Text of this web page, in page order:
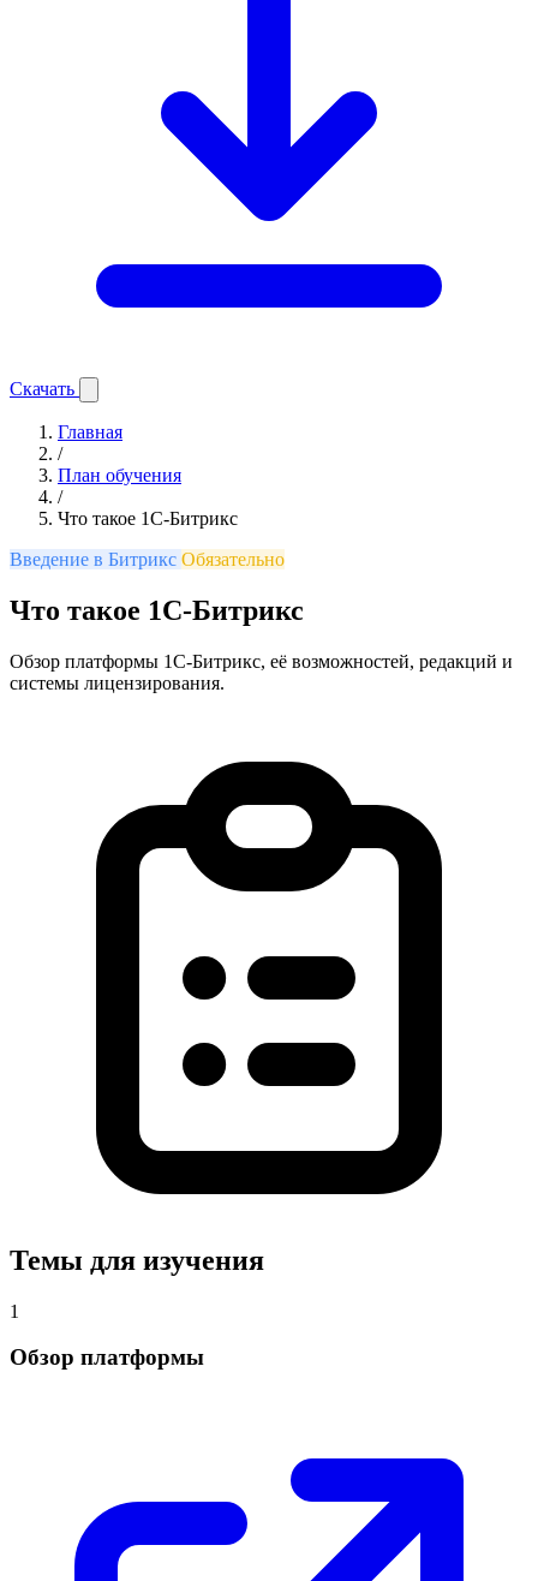
Скачать
Главная
/
План обучения
/
Что такое 1С-Битрикс
Введение в Битрикс Обязательно
Что такое 1С-Битрикс
Обзор платформы 1С-Битрикс, её возможностей, редакций и
системы лицензирования.
Темы для изучения
1
Обзор платформы